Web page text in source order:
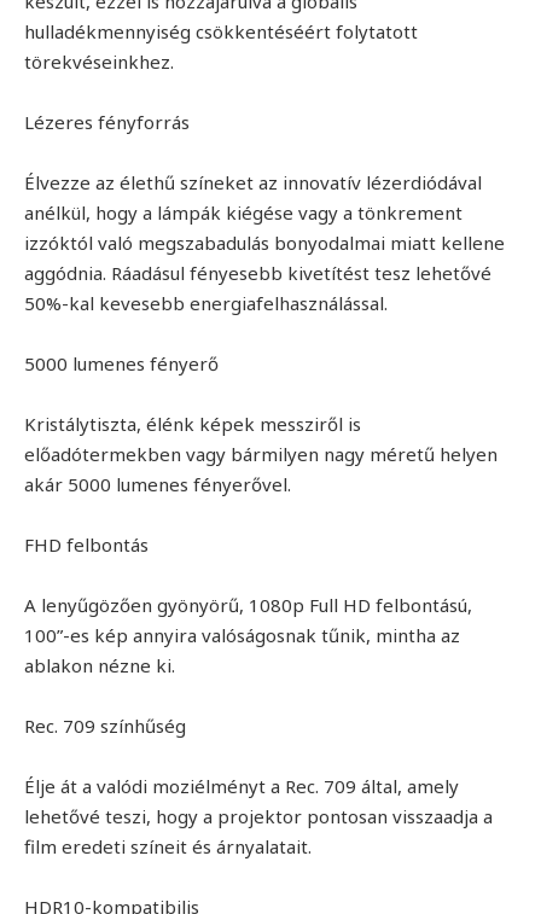
hulladékmennyiség csökkentéséért folytatott
törekvéseinkhez.
Lézeres fényforrás
Élvezze az élethű színeket az innovatív lézerdiódával
anélkül, hogy a lámpák kiégése vagy a tönkrement
izzóktól való megszabadulás bonyodalmai miatt kellene
aggódnia. Ráadásul fényesebb kivetítést tesz lehetővé
50%-kal kevesebb energiafelhasználással.
5000 lumenes fényerő
Kristálytiszta, élénk képek messziről is
előadótermekben vagy bármilyen nagy méretű helyen
akár 5000 lumenes fényerővel.
FHD felbontás
A lenyűgözően gyönyörű, 1080p Full HD felbontású,
100”-es kép annyira valóságosnak tűnik, mintha az
ablakon nézne ki.
Rec. 709 színhűség
Élje át a valódi moziélményt a Rec. 709 által, amely
lehetővé teszi, hogy a projektor pontosan visszaadja a
film eredeti színeit és árnyalatait.
HDR10-kompatibilis